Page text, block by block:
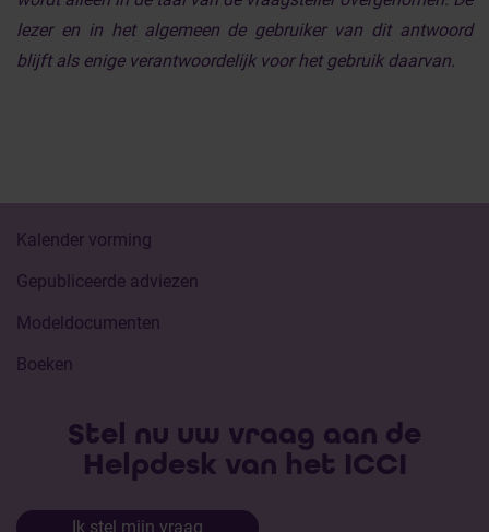
lezer en in het algemeen de gebruiker van dit antwoord
blijft als enige verantwoordelijk voor het gebruik daarvan.
Kalender vorming
Gepubliceerde adviezen
Modeldocumenten
Boeken
Stel nu uw vraag aan de
Helpdesk van het ICCI
Ik stel mijn vraag